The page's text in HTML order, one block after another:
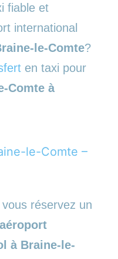
fiable et
international
le-Comte?
en taxi pour
Comte à
le-Comte –
réservez un
à Braine-le-